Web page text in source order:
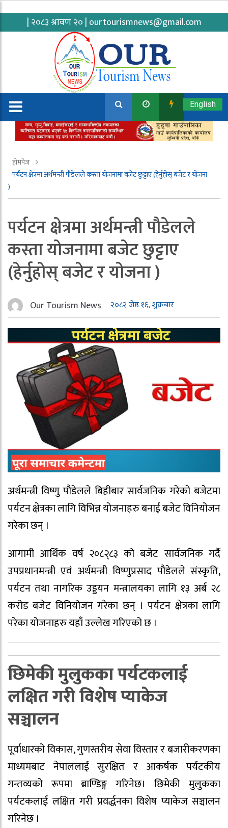
| २०८३ श्रावण २० | ourtourismnews@gmail.com
English
होमपेज
पर्यटन क्षेत्रमा अर्थमन्त्री पौडेलले कस्ता योजनामा बजेट छुट्टाए (हेर्नुहोस् बजेट र योजना
)
पर्यटन क्षेत्रमा अर्थमन्त्री पौडेलले
कस्ता योजनामा बजेट छुट्टाए
(हेर्नुहोस् बजेट र योजना )
Our Tourism News २०८२ जेष्ठ १६, शुक्रबार
अर्थमन्त्री विष्णु पौडेलले बिहीबार सार्वजनिक गरेको बजेटमा
पर्यटन क्षेत्रका लागि विभिन्न योजनाहरु बनाई बजेट विनियोजन
गरेका छन् ।
आगामी आर्थिक वर्ष २०८२्८३ को बजेट सार्वजनिक गर्दै
उपप्रधानमन्त्री एवं अर्थमन्त्री विष्णुप्रसाद पौडेलले संस्कृति,
पर्यटन तथा नागरिक उड्डयन मन्त्रालयका लागि १३ अर्ब २८
करोड बजेट विनियोजन गरेका छन् । पर्यटन क्षेत्रका लागि
परेका योजनाहरु यहाँ उल्लेख गरिएको छ ।
छिमेकी मुलुकका पर्यटकलाई
लक्षित गरी विशेष प्याकेज
सञ्चालन
पूर्वाधारको विकास, गुणस्तरीय सेवा विस्तार र बजारीकरणका
माध्यमबाट नेपाललाई सुरक्षित र आकर्षक पर्यटकीय
गन्तव्यको रूपमा ब्राण्डिङ्ग गरिनेछ। छिमेकी मुलुकका
पर्यटकलाई लक्षित गरी प्रवर्द्धनका विशेष प्याकेज सञ्चालन
गरिनेछ ।